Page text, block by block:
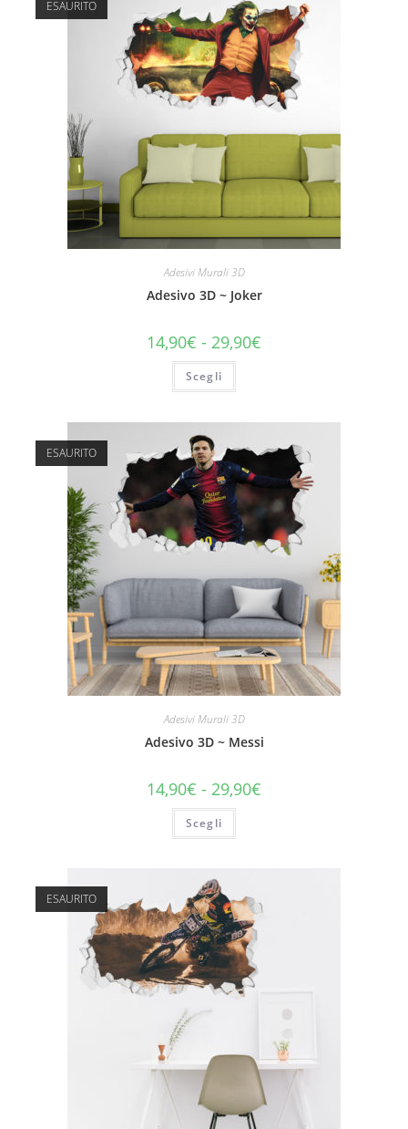
ESAURITO
Adesivi Murali 3D
Adesivo 3D ~ Joker
14,90€ - 29,90€
Scegli
ESAURITO
Adesivi Murali 3D
Adesivo 3D ~ Messi
14,90€ - 29,90€
Scegli
ESAURITO